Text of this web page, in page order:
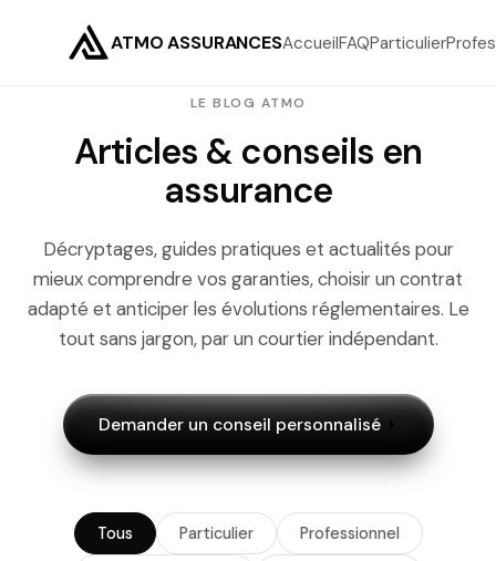
ATMO ASSURANCESAccueilFAQParticulier
LE BLOG ATMO
Articles & conseils en
assurance
Décryptages, guides pratiques et actualités pour
mieux comprendre vos garanties, choisir un contrat
adapté et anticiper les évolutions réglementaires. Le
tout sans jargon, par un courtier indépendant.
Demander un conseil personnalisé
Tous Particulier Professionnel